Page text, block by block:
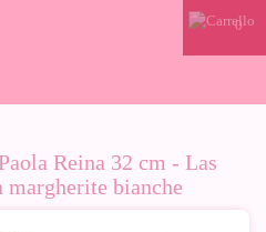
0
Reina 32 cm - Las
margherite bianche